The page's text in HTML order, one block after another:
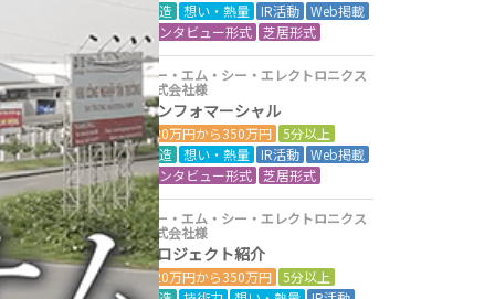
製造 想い・熱量 IR活動 Web掲載
インタビュー形式 芝居形式
ユー・エム・シー・エレクトロニクス
株式会社様
インフォマーシャル
120万円から350万円 5分以上
製造 想い・熱量 IR活動 Web掲載
インタビュー形式 芝居形式
ユー・エム・シー・エレクトロニクス
株式会社様
プロジェクト紹介
120万円から350万円 5分以上